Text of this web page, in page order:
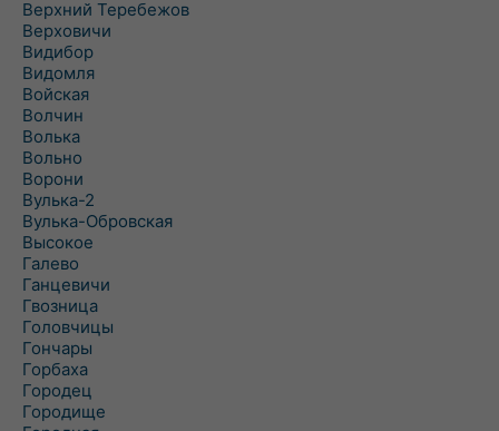
Верхний Теребежов
Верховичи
Видибор
Видомля
Войская
Волчин
Волька
Вольно
Ворони
Вулька-2
Вулька-Обровская
Высокое
Галево
Ганцевичи
Гвозница
Головчицы
Гончары
Горбаха
Городец
Городище